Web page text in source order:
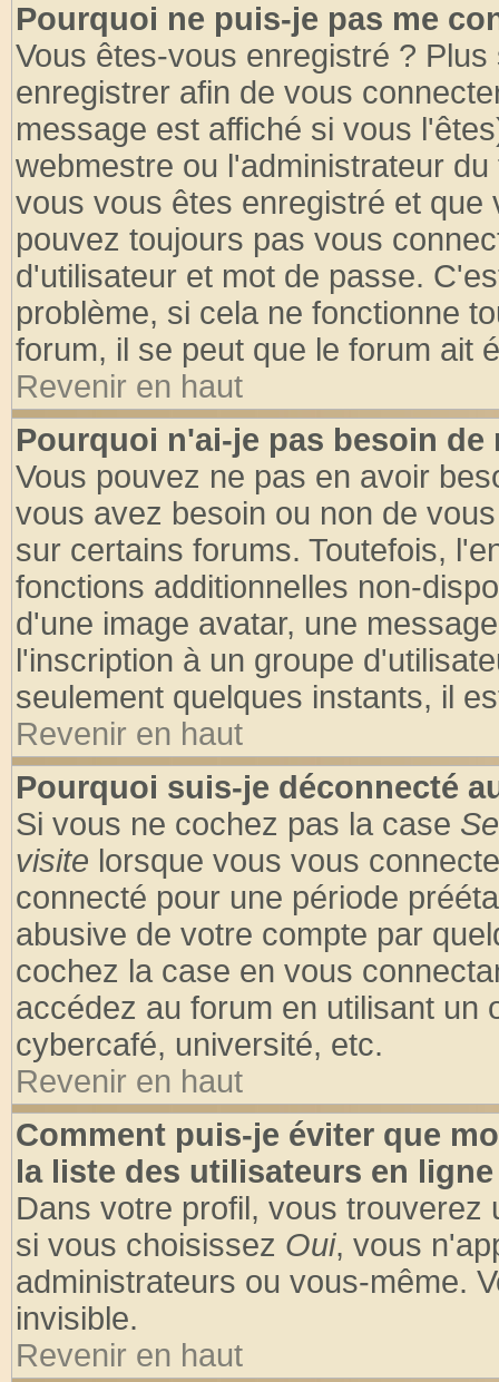
Pourquoi ne puis-je pas me
Vous êtes-vous enregistré ?
enregistrer afin de vous
message est affiché si vous
webmestre ou l'administrateur
vous vous êtes enregistré et
pouvez toujours pas vous
d'utilisateur et mot de passe.
problème, si cela ne fonctionne
forum, il se peut que le forum ait
Revenir en haut
Pourquoi n'ai-je pas besoin de
Vous pouvez ne pas en avoir
vous avez besoin ou non de
sur certains forums. Toutefois,
fonctions additionnelles non-
d'une image avatar, une
l'inscription à un groupe
seulement quelques instants, il
Revenir en haut
Pourquoi suis-je déconnecté
Si vous ne cochez pas la case
visite lorsque vous vous
connecté pour une période
abusive de votre compte par
cochez la case en vous
accédez au forum en utilisant un
cybercafé, université, etc.
Revenir en haut
Comment puis-je éviter que
la liste des utilisateurs en
Dans votre profil, vous trouverez
si vous choisissez Oui, vous
administrateurs ou vous-même.
invisible.
Revenir en haut